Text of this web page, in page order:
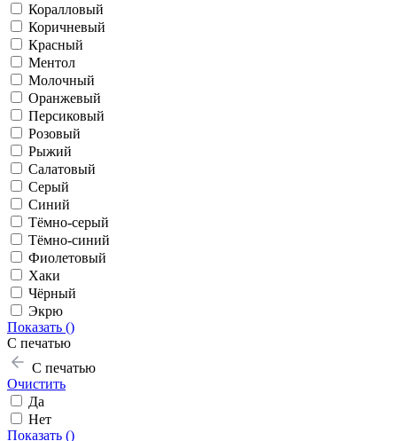
Коралловый
Коричневый
Красный
Ментол
Молочный
Оранжевый
Персиковый
Розовый
Рыжий
Салатовый
Серый
Синий
Тёмно-серый
Тёмно-синий
Фиолетовый
Хаки
Чёрный
Экрю
Показать ()
С печатью
С печатью
Очистить
Да
Нет
Показать ()